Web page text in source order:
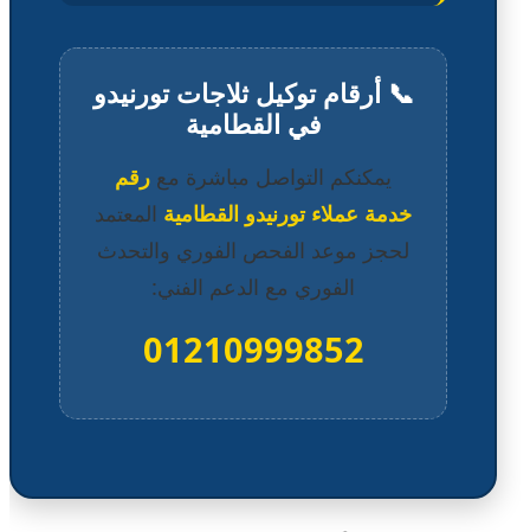
📞 أرقام توكيل ثلاجات تورنيدو
في القطامية
يمكنكم التواصل مباشرة مع رقم
خدمة عملاء تورنيدو القطامية المعتمد
لحجز موعد الفحص الفوري والتحدث
الفوري مع الدعم الفني:
01210999852